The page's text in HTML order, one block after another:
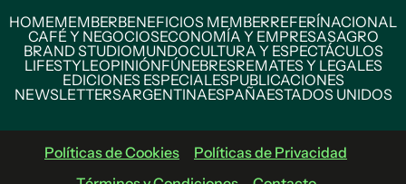
HOMEMEMBERBENEFICIOS MEMBERREFERÍNACIONAL
CAFÉ Y NEGOCIOSECONOMÍA Y EMPRESASAGRO
BRAND STUDIOMUNDOCULTURA Y ESPECTÁCULOS
LIFESTYLEOPINIÓNFÚNEBRESREMATES Y LEGALES
EDICIONES ESPECIALESPUBLICACIONES
NEWSLETTERSARGENTINAESPAÑAESTADOS UNIDOS
Políticas de Cookies
Políticas de Privacidad